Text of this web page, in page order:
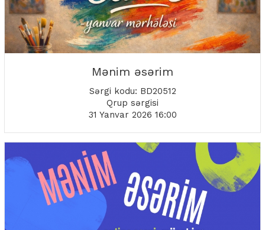
Mənim əsərim
Sərgi kodu: BD20512
Qrup sərgisi
31 Yanvar 2026 16:00